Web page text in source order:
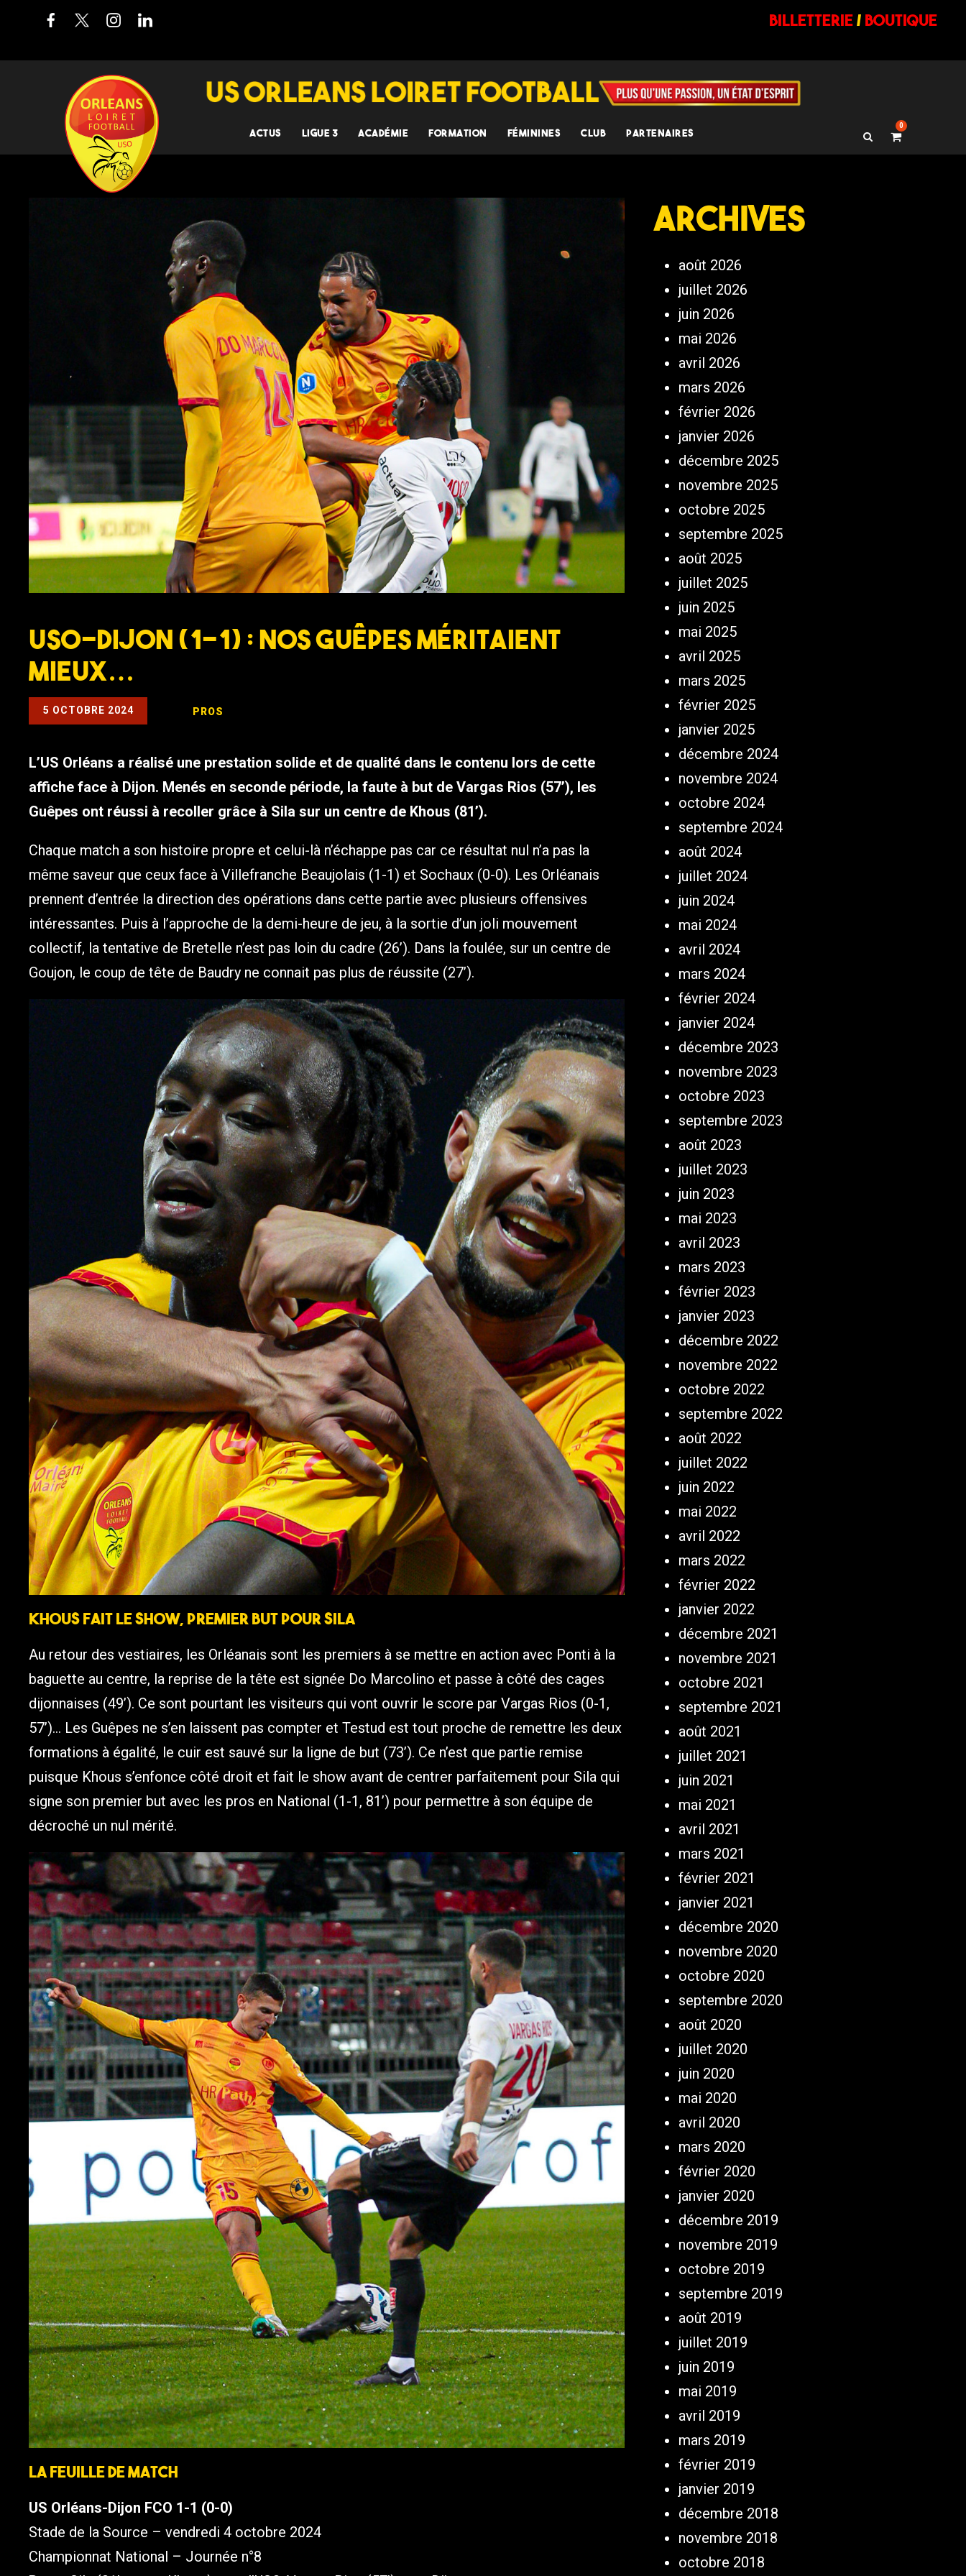
billetterie/ BOUTIQUE
ACTUS LIGUE 3 ACADÉMIE FORMATION FÉMININES CLUB PARTENAIRES
0
USO-Dijon (1-1) : Nos Guêpes méritaient
mieux…
5 OCTOBRE 2024 PROS
L’US Orléans a réalisé une prestation solide et de qualité dans le contenu lors de cette
affiche face à Dijon. Menés en seconde période, la faute à but de Vargas Rios (57’), les
Guêpes ont réussi à recoller grâce à Sila sur un centre de Khous (81’).
Chaque match a son histoire propre et celui-là n’échappe pas car ce résultat nul n’a pas la
même saveur que ceux face à Villefranche Beaujolais (1-1) et Sochaux (0-0). Les Orléanais
prennent d’entrée la direction des opérations dans cette partie avec plusieurs offensives
intéressantes. Puis à l’approche de la demi-heure de jeu, à la sortie d’un joli mouvement
collectif, la tentative de Bretelle n’est pas loin du cadre (26’). Dans la foulée, sur un centre de
Goujon, le coup de tête de Baudry ne connait pas plus de réussite (27’).
Khous fait le show, premier but pour Sila
Au retour des vestiaires, les Orléanais sont les premiers à se mettre en action avec Ponti à la
baguette au centre, la reprise de la tête est signée Do Marcolino et passe à côté des cages
dijonnaises (49’). Ce sont pourtant les visiteurs qui vont ouvrir le score par Vargas Rios (0-1,
57’)… Les Guêpes ne s’en laissent pas compter et Testud est tout proche de remettre les deux
formations à égalité, le cuir est sauvé sur la ligne de but (73’). Ce n’est que partie remise
puisque Khous s’enfonce côté droit et fait le show avant de centrer parfaitement pour Sila qui
signe son premier but avec les pros en National (1-1, 81’) pour permettre à son équipe de
décroché un nul mérité.
La feuille de match
US Orléans-Dijon FCO 1-1 (0-0)
Stade de la Source – vendredi 4 octobre 2024
Championnat National – Journée n°8
Archives
août 2026
juillet 2026
juin 2026
mai 2026
avril 2026
mars 2026
février 2026
janvier 2026
décembre 2025
novembre 2025
octobre 2025
septembre 2025
août 2025
juillet 2025
juin 2025
mai 2025
avril 2025
mars 2025
février 2025
janvier 2025
décembre 2024
novembre 2024
octobre 2024
septembre 2024
août 2024
juillet 2024
juin 2024
mai 2024
avril 2024
mars 2024
février 2024
janvier 2024
décembre 2023
novembre 2023
octobre 2023
septembre 2023
août 2023
juillet 2023
juin 2023
mai 2023
avril 2023
mars 2023
février 2023
janvier 2023
décembre 2022
novembre 2022
octobre 2022
septembre 2022
août 2022
juillet 2022
juin 2022
mai 2022
avril 2022
mars 2022
février 2022
janvier 2022
décembre 2021
novembre 2021
octobre 2021
septembre 2021
août 2021
juillet 2021
juin 2021
mai 2021
avril 2021
mars 2021
février 2021
janvier 2021
décembre 2020
novembre 2020
octobre 2020
septembre 2020
août 2020
juillet 2020
juin 2020
mai 2020
avril 2020
mars 2020
février 2020
janvier 2020
décembre 2019
novembre 2019
octobre 2019
septembre 2019
août 2019
juillet 2019
juin 2019
mai 2019
avril 2019
mars 2019
février 2019
janvier 2019
décembre 2018
novembre 2018
octobre 2018